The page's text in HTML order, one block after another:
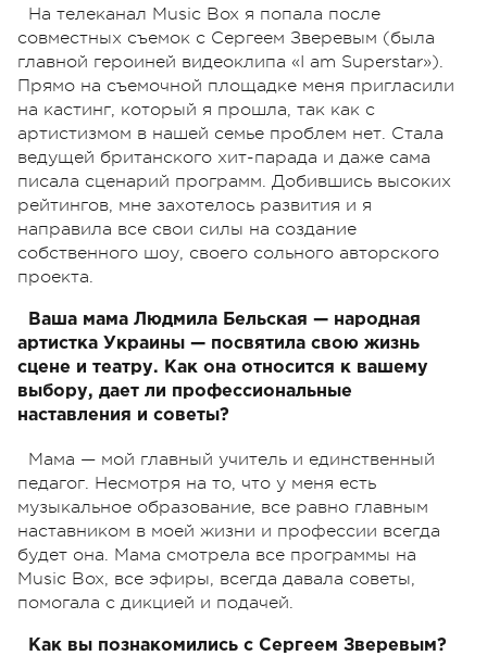
На телеканал Music Box я попала после
совместных съемок с Сергеем Зверевым (была
главной героиней видеоклипа «I am Superstar»).
Прямо на съемочной площадке меня пригласили
на кастинг, который я прошла, так как с
артистизмом в нашей семье проблем нет. Стала
ведущей британского хит-парада и даже сама
писала сценарий программ. Добившись высоких
рейтингов, мне захотелось развития и я
направила все свои силы на создание
собственного шоу, своего сольного авторского
проекта.
Ваша мама Людмила Бельская — народная
артистка Украины — посвятила свою жизнь
сцене и театру. Как она относится к вашему
выбору, дает ли профессиональные
наставления и советы?
Мама — мой главный учитель и единственный
педагог. Несмотря на то, что у меня есть
музыкальное образование, все равно главным
наставником в моей жизни и профессии всегда
будет она. Мама смотрела все программы на
Music Box, все эфиры, всегда давала советы,
помогала с дикцией и подачей.
Как вы познакомились с Сергеем Зверевым?